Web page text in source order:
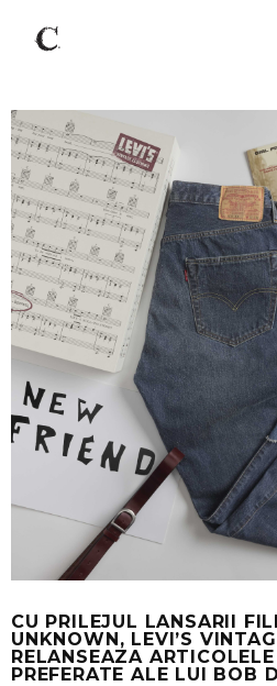
CU PRILEJUL LANSARII
UNKNOWN, LEVI’S
RELANSEAZA
PREFERATE ALE LUI BOB